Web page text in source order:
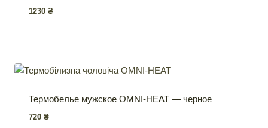
1230 ₴
Термобелье мужское OMNI-HEAT — черное
720 ₴